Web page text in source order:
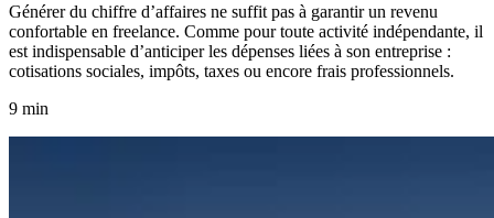
Générer du chiffre d’affaires ne suffit pas à garantir un revenu
confortable en freelance. Comme pour toute activité indépendante, il
est indispensable d’anticiper les dépenses liées à son entreprise :
cotisations sociales, impôts, taxes ou encore frais professionnels.
9 min